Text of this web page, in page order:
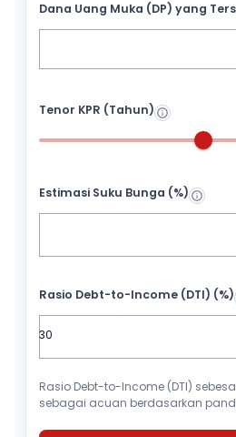
Dana Uang Muka (DP) yang
Tenor KPR (Tahun)
Estimasi Suku Bunga (%)
Rasio Debt-to-Income (DTI) (%)
Rasio Debt-to-Income (DTI)
sebagai acuan berdasarkan